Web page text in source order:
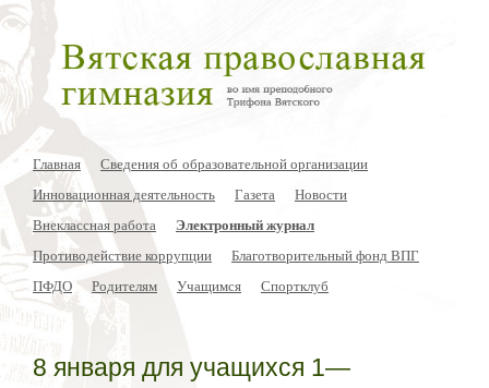
Главная
Сведения об образовательной организации
Инновационная деятельность
Газета
Новости
Внеклассная работа
Электронный журнал
Противодействие коррупции
Благотворительный фонд ВПГ
ПФДО
Родителям Учащимся Спортклуб
8 января для учащихся 1—